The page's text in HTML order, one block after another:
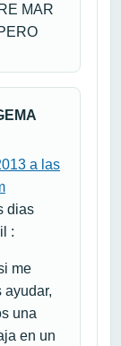
MAR
a las
dias
:
me
ayudar,
una
en un